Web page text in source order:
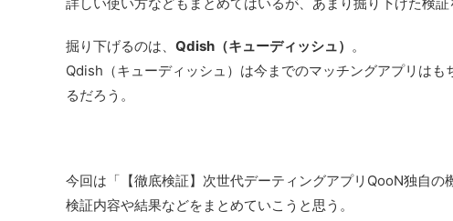
掘り下げるのは、 Qdish（キューディッシュ） 。
Qdish（キューディッシュ）は今までのマッチングアプリは
るだろう。
今回は「【徹底検証】次世代デーティングアプリQooN独自
検証内容や結果などをまとめていこうと思う。